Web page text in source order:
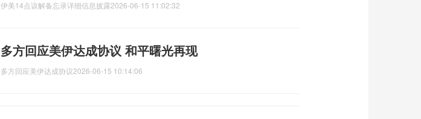
伊美14点谅解备忘录详细信息披露2026-06-15 11:02:32
多方回应美伊达成协议 和平曙光再现
多方回应美伊达成协议2026-06-15 10:14:06